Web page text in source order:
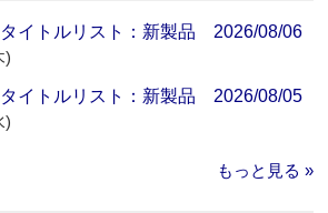
イトルリスト：新製品 2026/08/06
)
イトルリスト：新製品 2026/08/05
)
もっと見る »